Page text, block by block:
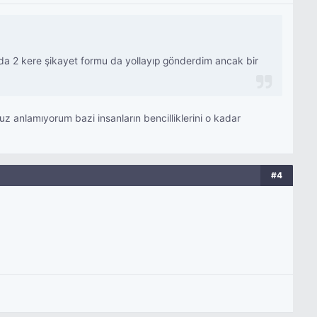
2 kere şikayet formu da yollayıp gönderdim ancak bir
anlamıyorum bazi insanların bencilliklerini o kadar
#4